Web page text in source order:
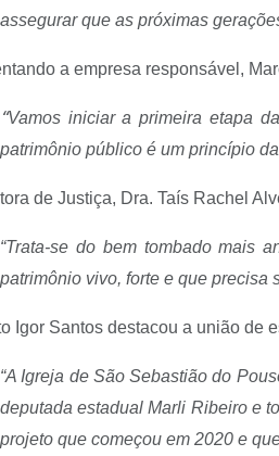
assegurar que as próximas
a empresa responsável,
“Vamos iniciar a primeira etapa
patrimônio público é um princípio
de Justiça, Dra. Taís Rachel
“Trata-se do bem tombado mais
patrimônio vivo, forte e que precisa
Igor Santos destacou a união de
“A Igreja de São Sebastião do
deputada estadual Marli Ribeiro e
projeto que começou em 2020 e